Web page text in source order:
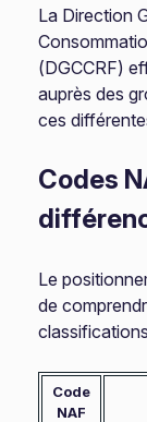
La Direction
(DGCCRF)
auprès des
ces
Codes
Le
de
Code
NAF